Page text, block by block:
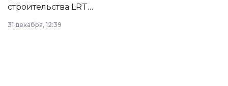
строительства LRT
в Астане из
республиканского
31 декабря, 12:39